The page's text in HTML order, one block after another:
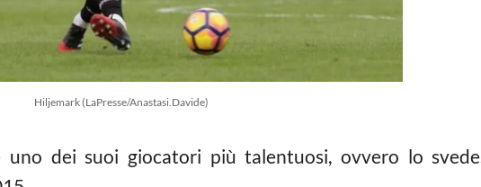
Hiljemark (LaPresse/Anastasi.Davide)
dei suoi giocatori più talentuosi, ovvero lo